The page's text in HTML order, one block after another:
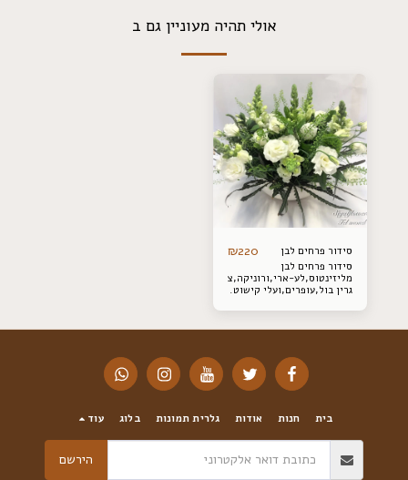
אולי תהיה מעוניין גם ב
סידור פרחים לבן ₪220
סידור פרחים לבן
מליזינטוס,לע-ארי,ורוניקה,ציפורן
גרין בול,עופרים,ועלי קישוט.
עלול להשתנות .
בית חנות אודות גלרית תמונות בלוג עוד
הירשם